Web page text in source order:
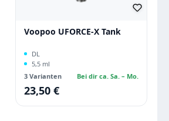
Voopoo UFORCE-X Tank
DL
5,5 ml
3 Varianten
Bei dir ca. Sa. – Mo.
Regulärer Preis:
23,50 €